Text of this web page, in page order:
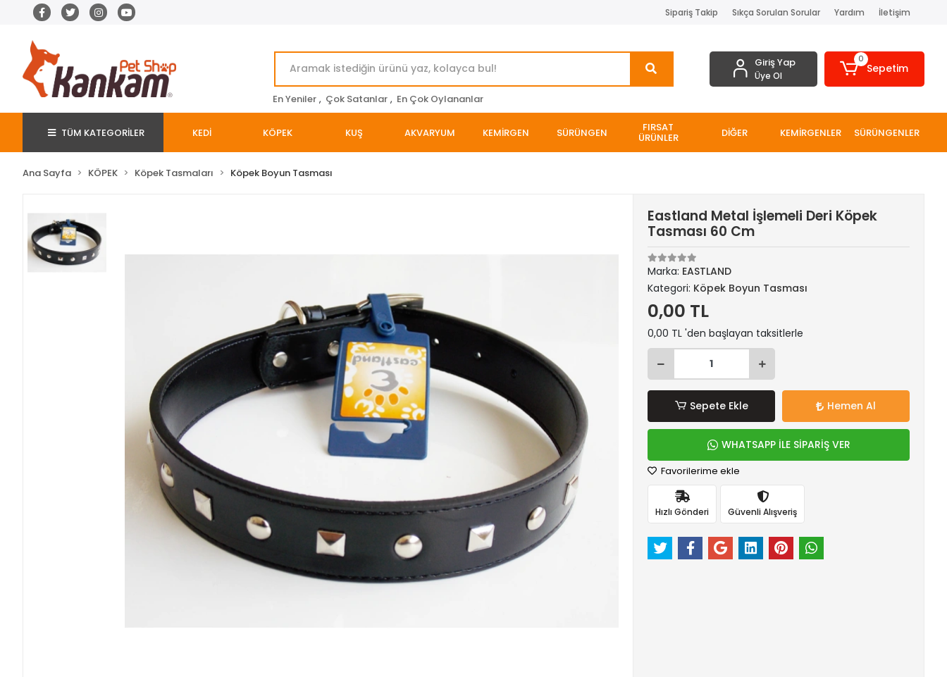
Sipariş Takip Sıkça Sorulan Sorular Yardım İletişim
En Yeniler , Çok Satanlar , En Çok Oylananlar
Giriş Yap
Üye Ol
0
Sepetim
TÜM KATEGORİLER KEDİ KÖPEK KUŞ AKVARYUM KEMİRGEN SÜRÜNGEN FIRSAT
ÜRÜNLER DİĞER KEMİRGENLER SÜRÜNGENLER
Ana Sayfa KÖPEK Köpek Tasmaları Köpek Boyun Tasması
Eastland Metal İşlemeli Deri Köpek
Tasması 60 Cm
Marka: EASTLAND
Kategori: Köpek Boyun Tasması
0,00 TL
0,00 TL 'den başlayan taksitlerle
Sepete Ekle Hemen Al
WHATSAPP İLE SİPARİŞ VER
Favorilerime ekle
Hızlı Gönderi Güvenli Alışveriş